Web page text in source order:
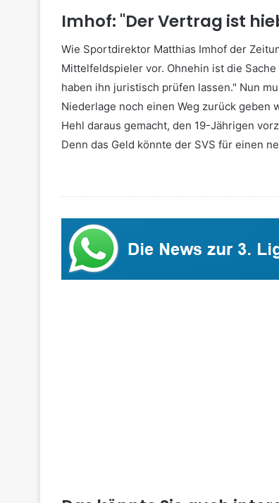
Imhof: "Der Vertrag ist
Wie Sportdirektor Matthias Imhof der
Mittelfeldspieler vor. Ohnehin ist die
haben ihn juristisch prüfen lassen." Nun
Niederlage noch einen Weg zurück geben
Hehl daraus gemacht, den 19-Jährigen
Denn das Geld könnte der SVS für einen